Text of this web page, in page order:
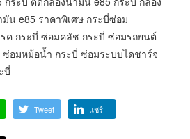
น e85 ราคาพิเศษ กระบี่ซ่อม
ค กระบี่ ซ่อมคลัช กระบี่ ซ่อมรถยนต์
อมหม้อน้ำ กระบี่ ซ่อมระบบไดชาร์จ
บี่
Tweet แชร์